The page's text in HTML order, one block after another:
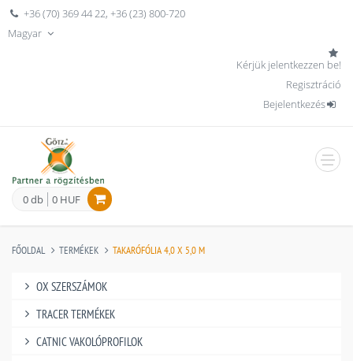
+36 (70) 369 44 22,+36 (23) 800-720
Magyar
Kérjük jelentkezzen be!
Regisztráció
Bejelentkezés
0 db 0 HUF
FŐOLDAL TERMÉKEK TAKARÓFÓLIA 4,0 X 5,0 M
OX SZERSZÁMOK
TRACER TERMÉKEK
CATNIC VAKOLÓPROFILOK